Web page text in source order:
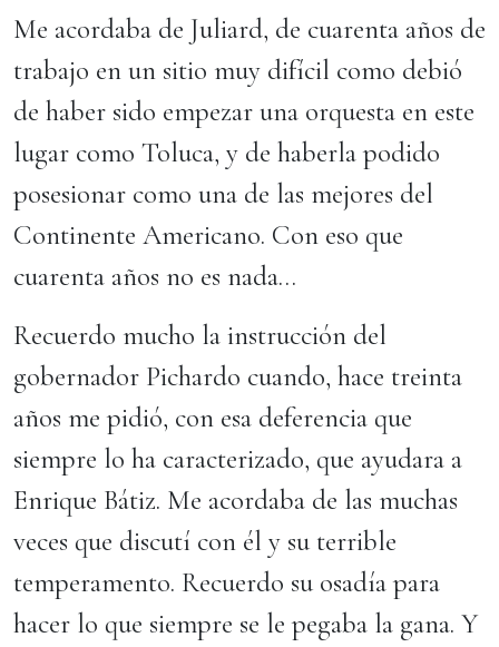
Me acordaba de Juliard, de cuarenta años de
trabajo en un sitio muy difícil como debió
de haber sido empezar una orquesta en este
lugar como Toluca, y de haberla podido
posesionar como una de las mejores del
Continente Americano. Con eso que
cuarenta años no es nada…
Recuerdo mucho la instrucción del
gobernador Pichardo cuando, hace treinta
años me pidió, con esa deferencia que
siempre lo ha caracterizado, que ayudara a
Enrique Bátiz. Me acordaba de las muchas
veces que discutí con él y su terrible
temperamento. Recuerdo su osadía para
hacer lo que siempre se le pegaba la gana. Y